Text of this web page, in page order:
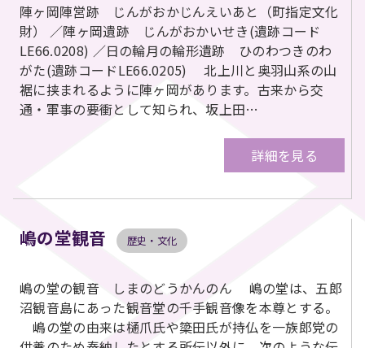
陣ヶ岡陣営跡 じんがおかじんえいあと（町指定文化
財） ／陣ヶ岡遺跡 じんがおかいせき(遺跡コード
LE66.0208) ／日の輪月の輪形遺跡 ひのわつきのわ
がた(遺跡コードLE66.0205) 北上川と奥羽山系の山
裾に挟まれるように陣ヶ岡があります。古来から交
通・軍事の要衝として知られ、坂上田…
詳細を見る
嶋の堂観音 歴史・文化
嶋の堂の観音 しまのどうかんのん 嶋の堂は、五郎
沼観音島にあった観音堂の千手観音像を本尊とする。
嶋の堂の由来は樋爪氏や簗田氏が持仏を一族郎党の